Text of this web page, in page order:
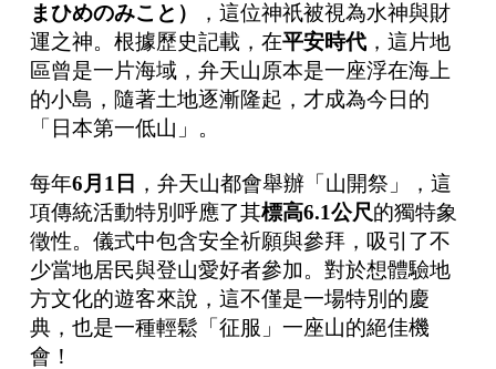
まひめのみこと）
，這位神祇被視為水神與財
運之神。根據歷史記載，在平安時代，這片地
區曾是一片海域，弁天山原本是一座浮在海上
的小島，隨著土地逐漸隆起，才成為今日的
「日本第一低山」。
每年6月 1 日 ，弁天山都會舉辦「山開祭」，這
項傳統活動特別呼應了其標高6.1公尺的獨特象
徵性。儀式中包含安全祈願與參拜，吸引了不
少當地居民與登山愛好者參加。對於想體驗地
方文化的遊客來說，這不僅是一場特別的慶
典，也是一種輕鬆「征服」一座山的絕佳機
會！